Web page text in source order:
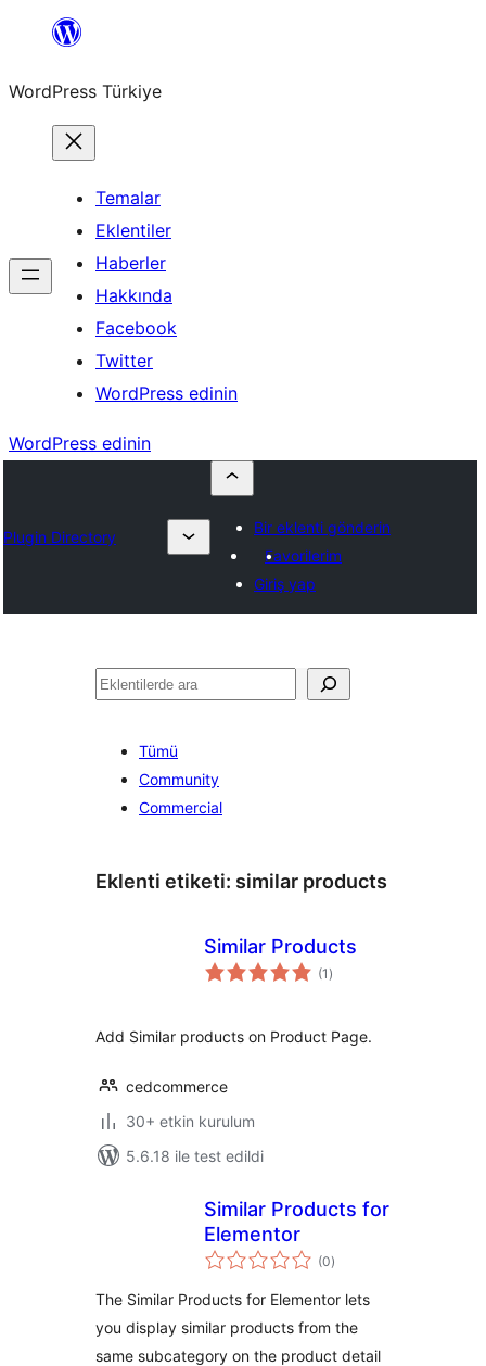
İçeriğe
WordPress Türkiye
Temalar
Eklentiler
Haberler
Hakkında
Facebook
Twitter
WordPress edinin
WordPress edinin
Plugin Directory
Bir eklenti gönderin
Favorilerim
Giriş yap
Ara
Tümü
Community
Commercial
Eklenti etiketi: similar products
Similar Products
(1 toplam
puan
)
Add Similar products on Product Page.
cedcommerce
30+ etkin kurulum
5.6.18 ile test edildi
Similar Products for
Elementor
(0toplam
puan
)
The Similar Products for Elementor lets
you display similar products from the
same subcategory on the product detail